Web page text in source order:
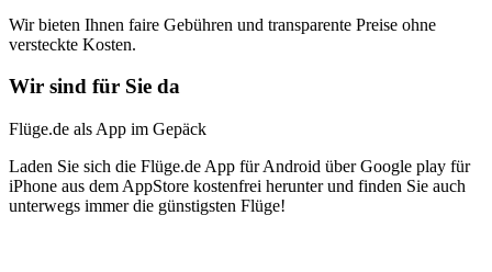
Wir bieten Ihnen faire Gebühren und transparente Preise ohne
versteckte Kosten.
Wir sind für Sie da
Flüge.de als App im Gepäck
Laden Sie sich die Flüge.de App für Android über Google play für
iPhone aus dem AppStore kostenfrei herunter und finden Sie auch
unterwegs immer die günstigsten Flüge!